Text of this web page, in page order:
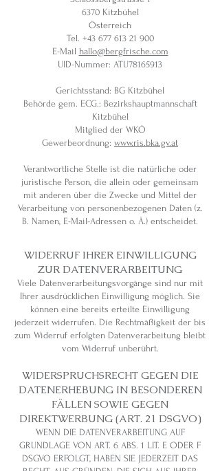
6370 Kitzbühel
Österreich
Tel. +43 677 613 21 900
E-Mail hallo@bergfrische.com
UID-Nummer: ATU78165913
Gerichtsstand: BG Kitzbühel
Behörde gem. ECG.: Bezirkshauptmannschaft
Kitzbühel
Mitglied der WKÖ
Gewerbeordnung: www.ris.bka.gv.at
Verantwortliche Stelle ist die natürliche oder
juristische Person, die allein oder gemeinsam
mit anderen über die Zwecke und Mittel der
Verarbeitung von personenbezogenen Daten (z.
B. Namen, E-Mail-Adressen o. Ä.) entscheidet.
WIDERRUF IHRER EINWILLIGUNG
ZUR DATENVERARBEITUNG
Viele Datenverarbeitungsvorgänge sind nur mit
Ihrer ausdrücklichen Einwilligung möglich. Sie
können eine bereits erteilte Einwilligung
jederzeit widerrufen. Die Rechtmäßigkeit der bis
zum Widerruf erfolgten Datenverarbeitung bleibt
vom Widerruf unberührt.
WIDERSPRUCHSRECHT GEGEN DIE
DATENERHEBUNG IN BESONDEREN
FÄLLEN SOWIE GEGEN
DIREKTWERBUNG (ART. 21 DSGVO)
WENN DIE DATENVERARBEITUNG AUF
GRUNDLAGE VON ART. 6 ABS. 1 LIT. E ODER F
DSGVO ERFOLGT, HABEN SIE JEDERZEIT DAS